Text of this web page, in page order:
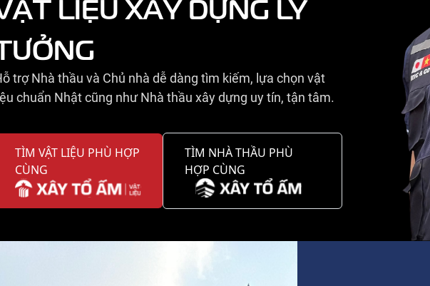
trợ Nhà thầu và Chủ nhà dễ dàng tìm kiếm, lựa chọn vật
chuẩn Nhật cũng như Nhà thầu xây dựng uy tín, tận tâm.
TÌM VẬT LIỆU PHÙ HỢP
CÙNG
TÌM NHÀ THẦU PHÙ
HỢP CÙNG